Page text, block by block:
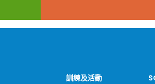
訓練及活動